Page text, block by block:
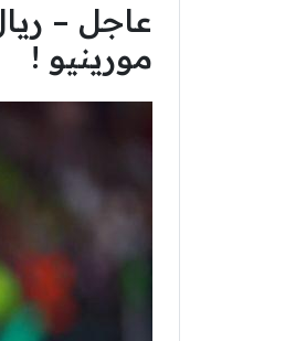
عاجل –
مورينيو !